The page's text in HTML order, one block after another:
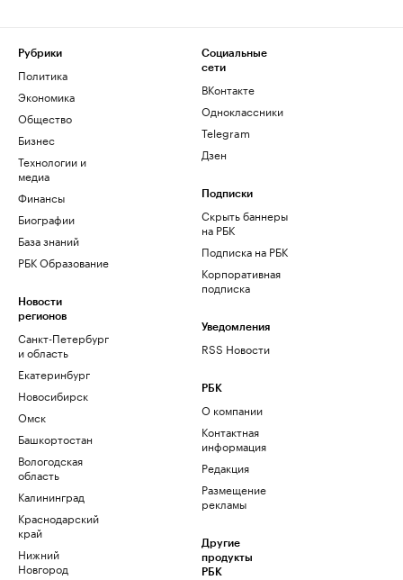
Рубрики
Политика
Экономика
Общество
Бизнес
Технологии и
медиа
Финансы
Биографии
База знаний
РБК Образование
Новости
регионов
Санкт-Петербург
и область
Екатеринбург
Новосибирск
Омск
Башкортостан
Вологодская
область
Калининград
Краснодарский
край
Нижний
Новгород
Социальные
сети
ВКонтакте
Одноклассники
Telegram
Дзен
Подписки
Скрыть баннеры
на РБК
Подписка на РБК
Корпоративная
подписка
Уведомления
RSS Новости
РБК
О компании
Контактная
информация
Редакция
Размещение
рекламы
Другие
продукты
РБК